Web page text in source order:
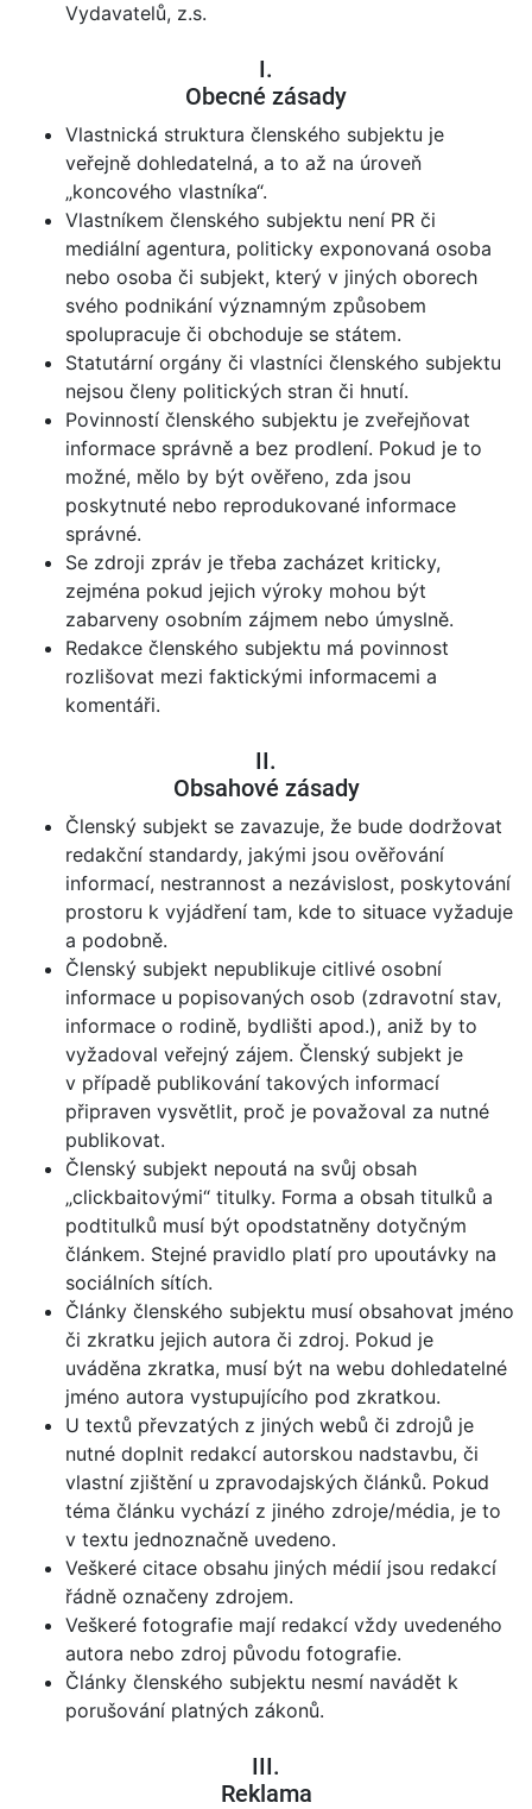
Vydavatelů, z.s.
I.
Obecné zásady
Vlastnická struktura členského subjektu je
veřejně dohledatelná, a to až na úroveň
„koncového vlastníka“.
Vlastníkem členského subjektu není PR či
mediální agentura, politicky exponovaná osoba
nebo osoba či subjekt, který v jiných oborech
svého podnikání významným způsobem
spolupracuje či obchoduje se státem.
Statutární orgány či vlastníci členského subjektu
nejsou členy politických stran či hnutí.
Povinností členského subjektu je zveřejňovat
informace správně a bez prodlení. Pokud je to
možné, mělo by být ověřeno, zda jsou
poskytnuté nebo reprodukované informace
správné.
Se zdroji zpráv je třeba zacházet kriticky,
zejména pokud jejich výroky mohou být
zabarveny osobním zájmem nebo úmyslně.
Redakce členského subjektu má povinnost
rozlišovat mezi faktickými informacemi a
komentáři.
II.
Obsahové zásady
Členský subjekt se zavazuje, že bude dodržovat
redakční standardy, jakými jsou ověřování
informací, nestrannost a nezávislost, poskytování
prostoru k vyjádření tam, kde to situace vyžaduje
a podobně.
Členský subjekt nepublikuje citlivé osobní
informace u popisovaných osob (zdravotní stav,
informace o rodině, bydlišti apod.), aniž by to
vyžadoval veřejný zájem. Členský subjekt je
v případě publikování takových informací
připraven vysvětlit, proč je považoval za nutné
publikovat.
Členský subjekt nepoutá na svůj obsah
„clickbaitovými“ titulky. Forma a obsah titulků a
podtitulků musí být opodstatněny dotyčným
článkem. Stejné pravidlo platí pro upoutávky na
sociálních sítích.
Články členského subjektu musí obsahovat jméno
či zkratku jejich autora či zdroj. Pokud je
uváděna zkratka, musí být na webu dohledatelné
jméno autora vystupujícího pod zkratkou.
U textů převzatých z jiných webů či zdrojů je
nutné doplnit redakcí autorskou nadstavbu, či
vlastní zjištění u zpravodajských článků. Pokud
téma článku vychází z jiného zdroje/média, je to
v textu jednoznačně uvedeno.
Veškeré citace obsahu jiných médií jsou redakcí
řádně označeny zdrojem.
Veškeré fotografie mají redakcí vždy uvedeného
autora nebo zdroj původu fotografie.
Články členského subjektu nesmí navádět k
porušování platných zákonů.
III.
Reklama